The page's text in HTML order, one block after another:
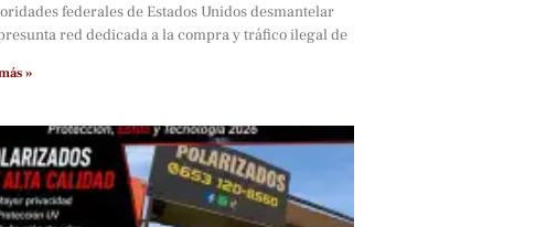
federales de Estados Unidos desmantelar
red dedicada a la compra y tráfico ilegal de
»